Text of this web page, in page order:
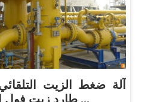
آلة ضغط الزيت
طارد زيت فول الصويا آلة ...